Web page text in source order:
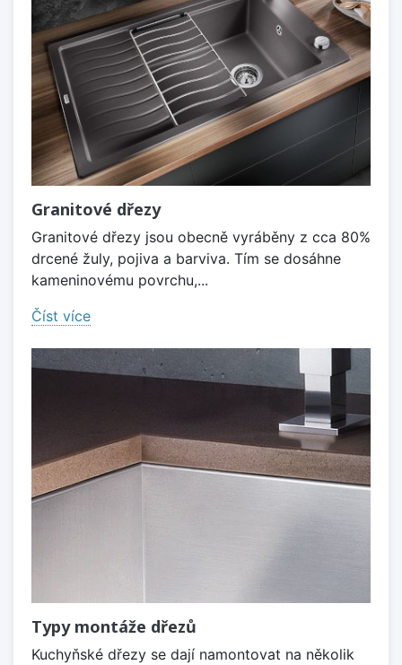
Granitové dřezy
Granitové dřezy jsou obecně vyráběny z cca 80%
drcené žuly, pojiva a barviva. Tím se dosáhne
kameninovému povrchu,...
Číst více
Typy montáže dřezů
Kuchyňské dřezy se dají namontovat na několik